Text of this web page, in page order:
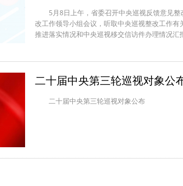
5月8日上午，省委召开中央巡视反馈意见
改工作领导小组会议，听取中央巡视整改工作有
推进落实情况和中央巡视移交信访件办理情况汇
二十届中央第三轮巡视对象公
二十届中央第三轮巡视对象公布